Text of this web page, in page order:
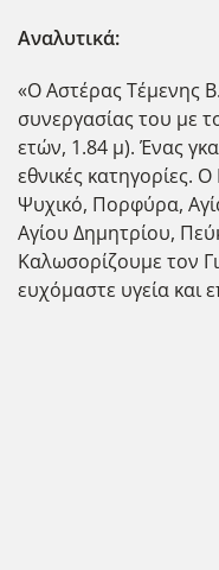
Αναλυτικά:
«Ο Αστέρας Τέμενης
συνεργασίας του με
ετών, 1.84 μ). Ένας
εθνικές κατηγορίες.
Ψυχικό, Πορφύρα,
Αγίου Δημητρίου,
Καλωσορίζουμε τον
ευχόμαστε υγεία και